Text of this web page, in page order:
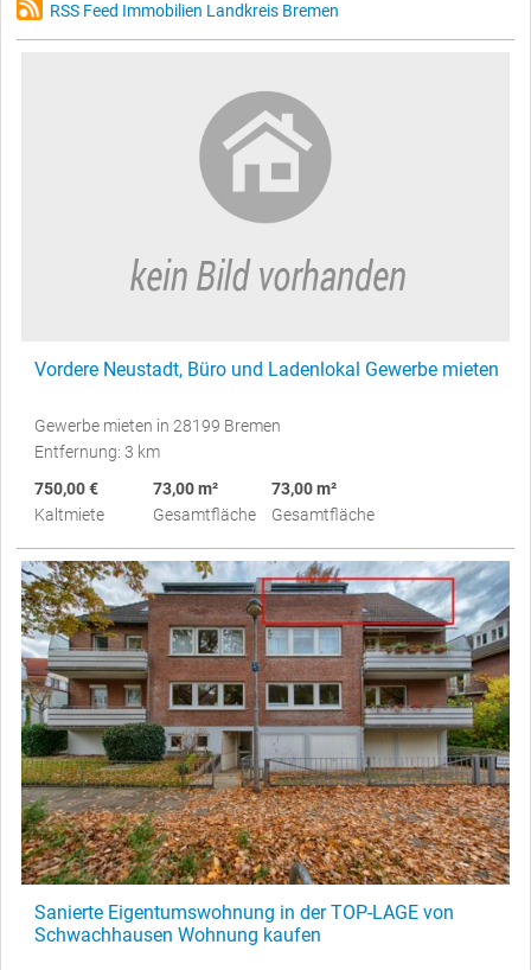
RSS Feed Immobilien Landkreis Bremen
Vordere Neustadt, Büro und Ladenlokal Gewerbe mieten
Gewerbe mieten in 28199 Bremen
Entfernung: 3 km
750,00 €
Kaltmiete
73,00 m²
Gesamtfläche
73,00 m²
Gesamtfläche
Sanierte Eigentumswohnung in der TOP-LAGE von
Schwachhausen Wohnung kaufen